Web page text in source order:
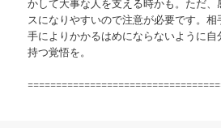
かして大事な人を支える時かも。ただ
スになりやすいので注意が必要です。
手によりかかるはめにならないように
持つ覚悟を。